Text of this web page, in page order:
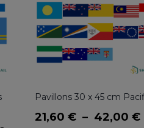
Pavillons 30 x 45 cm
21,60 € – 42,00 €